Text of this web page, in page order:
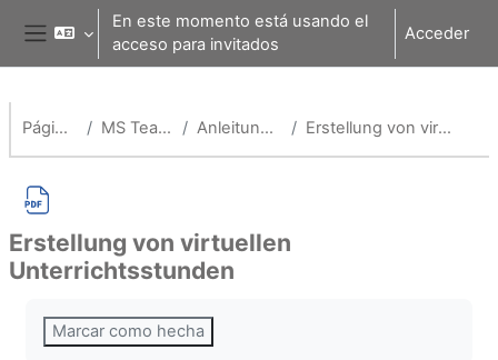
Salta al contenido principal
Panel lateral
En este momento está usando el
acceso para invitados
Acceder
Página Principal MS Teams für Schulen Anleitungen für Lehrende Erstellung von virtuellen Unterrichtsstunden
Erstellung von virtuellen
Unterrichtsstunden
Marcar como hecha